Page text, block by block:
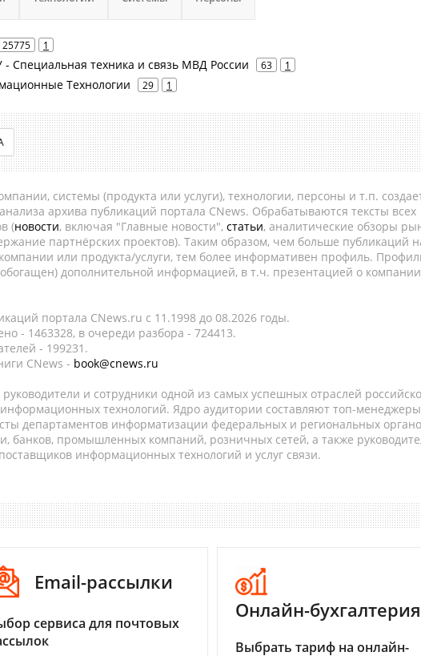
25775 1
техника и связь МВД России 63 1
Технологии 29 1
системы (продукта или услуги), технологии, персоны и т.п.
архива публикаций портала CNews. Обрабатываются тексты всех
(новости, включая "Главные новости", статьи, аналитические обзоры
партнёрских проектов). Таким образом, чем больше публикаций
или продукта/услуги, тем более информативен профиль.
дополнительной информацией, в т.ч. презентацией о
портала CNews.ru c 11.1998 до 08.2026 годы.
- 1463328, в очереди разбора - 724413.
- 199231.
CNews - book@cnews.ru
и сотрудники одной из самых успешных отраслей
технологий. Ядро аудитории составляют топ-
департаментов информатизации федеральных и региональных
банков, промышленных компаний, розничных сетей, а также
информационных технологий и услуг связи.
Email-рассылки
сервиса для почтовых
Онлайн-бухгалтерия
Выбрать тариф на онлайн-